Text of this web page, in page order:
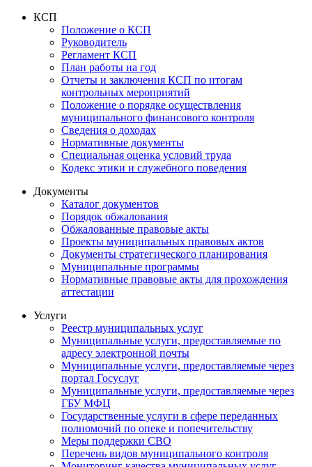
КСП
Положение о КСП
Руководитель
Регламент КСП
План работы на год
Отчеты и заключения КСП по итогам
контрольных мероприятий
Положение о порядке осуществления
муниципального финансового контроля
Сведения о доходах
Нормативные документы
Специальная оценка условий труда
Кодекс этики и служебного поведения
Документы
Каталог документов
Порядок обжалования
Обжалованные правовые акты
Проекты муниципальных правовых актов
Документы стратегического планирования
Муниципальные программы
Нормативные правовые акты для прохождения
аттестации
Услуги
Реестр муниципальных услуг
Муниципальные услуги, предоставляемые по
адресу электронной почты
Муниципальные услуги, предоставляемые через
портал Госуслуг
Муниципальные услуги, предоставляемые через
ГБУ МФЦ
Государственные услуги в сфере переданных
полномочий по опеке и попечительству
Меры поддержки СВО
Перечень видов муниципального контроля